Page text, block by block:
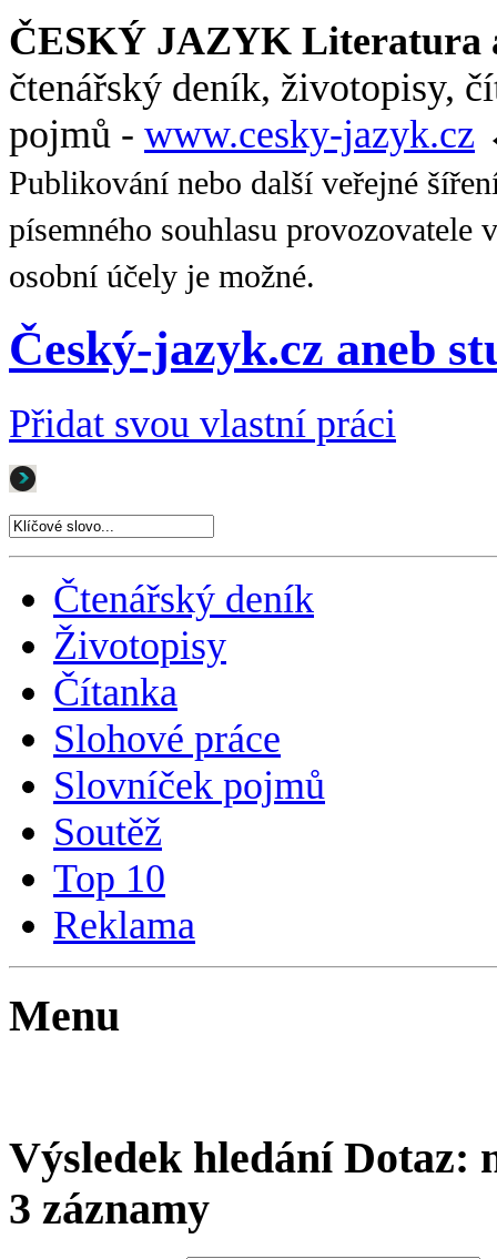
ČESKÝ JAZYK Literatura
čtenářský deník, životopisy,
pojmů - www.cesky-jazyk.cz
Publikování nebo další veřejné
písemného souhlasu
osobní účely je možné.
Český-jazyk.cz aneb
Přidat svou vlastní práci
Čtenářský deník
Životopisy
Čítanka
Slohové práce
Slovníček pojmů
Soutěž
Top 10
Reklama
Menu
Výsledek hledání Dotaz:
3 záznamy